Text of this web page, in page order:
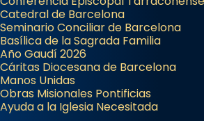
Catedral de Barcelona
Seminario Conciliar de Barcelona
Basílica de la Sagrada Familia
Año Gaudí 2026
Cáritas Diocesana de Barcelona
Manos Unidas
Obras Misionales Pontificias
Ayuda a la Iglesia Necesitada